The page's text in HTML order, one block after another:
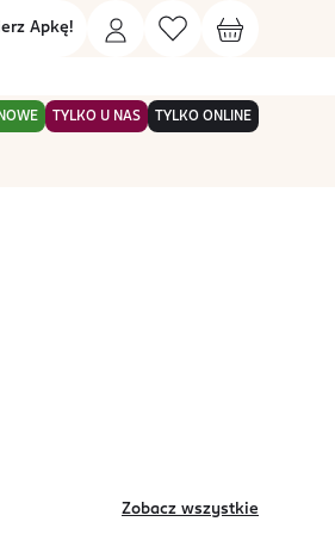
Apkę!
NOWE TYLKO U NAS TYLKO ONLINE
Zobacz wszystkie